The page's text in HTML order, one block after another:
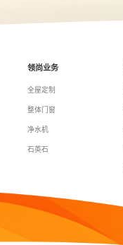
领尚业务
全屋定制
整体门窗
净水机
石英石